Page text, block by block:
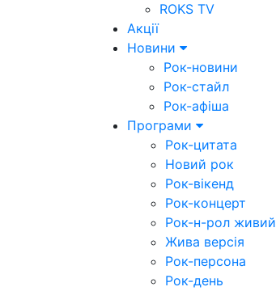
ROKS TV
Акції
Новини
Рок-новини
Рок-стайл
Рок-афіша
Програми
Рок-цитата
Новий рок
Рок-вікенд
Рок-концерт
Рок-н-рол живий
Жива версія
Рок-персона
Рок-день